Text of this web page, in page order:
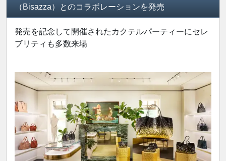
（Bisazza）とのコラボレーションを発売
発売を記念して開催されたカクテルパーティーにセレ
ブリティも多数来場